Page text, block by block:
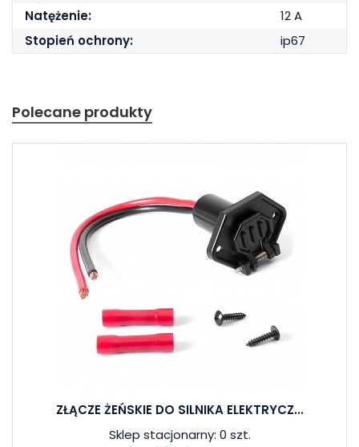
Natężenie:
12 A
Stopień ochrony:
ip67
Polecane produkty
ZŁĄCZE ŻEŃSKIE DO SILNIKA ELEKTRYCZ...
Sklep stacjonarny: 0 szt.